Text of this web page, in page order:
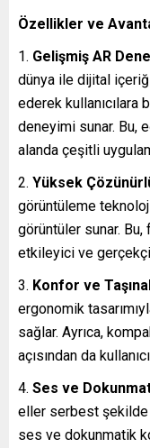
Özellikler ve
Gelişmiş AR
dünya ile dijital
ederek kullanıcılara
deneyimi sunar. Bu,
alanda çeşitli
Yüksek
görüntüleme
görüntüler sunar.
etkileyici ve
Konfor ve
ergonomik
sağlar. Ayrıca,
açısından da
Ses ve
eller serbest şekilde
ses ve dokunmatik